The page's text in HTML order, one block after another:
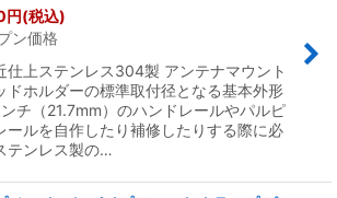
円(税込)
ン価格
仕上ステンレス304製 アンテナマウント
ドホルダーの標準取付径となる基本外形
チ（21.7mm）のハンドレールやパルピ
ールを自作したり補修したりする際に必
テンレス製の…